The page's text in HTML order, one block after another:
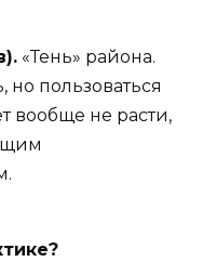
«Тень» района.
но пользоваться
вообще не расти,